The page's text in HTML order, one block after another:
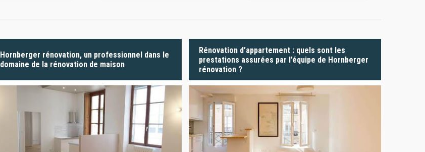
Hornberger rénovation, un professionnel dans le
domaine de la rénovation de maison
Rénovation d’appartement : quels sont les
prestations assurées par l’équipe de Hornberger
rénovation ?